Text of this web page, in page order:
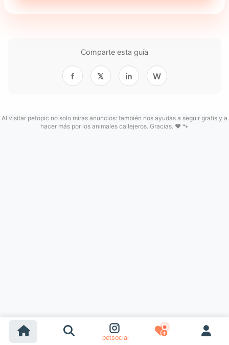
petsocial
Comparte esta guía
f 𝕏 in W
Al visitar petopic no solo miras anuncios: también nos ayudas a seguir gratis y a
hacer más por los animales callejeros. Gracias. ❤️ 🐾